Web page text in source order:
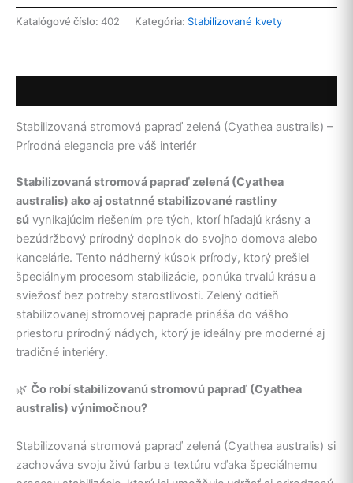
zelená
Katalógové číslo: 402 Kategória: Stabilizované kvety
Stabilizovaná stromová papraď zelená (Cyathea australis) –
Prírodná elegancia pre váš interiér
Stabilizovaná stromová papraď zelená (Cyathea
australis) ako aj ostatnné stabilizované rastliny
sú vynikajúcim riešením pre tých, ktorí hľadajú krásny a
bezúdržbový prírodný doplnok do svojho domova alebo
kancelárie. Tento nádherný kúsok prírody, ktorý prešiel
špeciálnym procesom stabilizácie, ponúka trvalú krásu a
sviežosť bez potreby starostlivosti. Zelený odtieň
stabilizovanej stromovej paprade prináša do vášho
priestoru prírodný nádych, ktorý je ideálny pre moderné aj
tradičné interiéry.
🌿 Čo robí stabilizovanú stromovú papraď (Cyathea
australis) výnimočnou?
Stabilizovaná stromová papraď zelená (Cyathea australis) si
zachováva svoju živú farbu a textúru vďaka špeciálnemu